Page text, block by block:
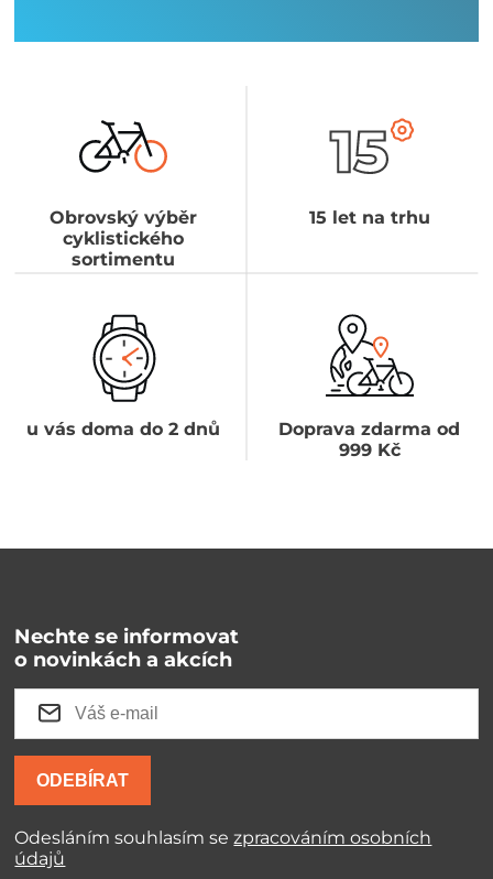
Obrovský výběr
cyklistického
sortimentu
15 let na trhu
u vás doma do 2 dnů
Doprava zdarma od
999 Kč
Nechte se informovat
o novinkách a akcích
ODEBÍRAT
Odesláním souhlasím sezpracováním osobních
údajů